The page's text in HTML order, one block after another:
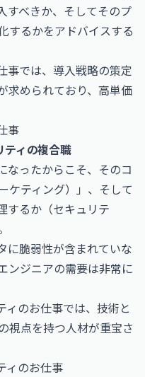
すべきか、そしてそのプ
するかをアドバイスする
事では、導入戦略の策定
求められており、高単価
事
ティの複合職
なったからこそ、そのコ
ケティング）」、そして
するか（セキュリテ
に脆弱性が含まれていな
ンジニアの需要は非常に
ィのお仕事では、技術と
視点を持つ人材が重宝さ
ィのお仕事